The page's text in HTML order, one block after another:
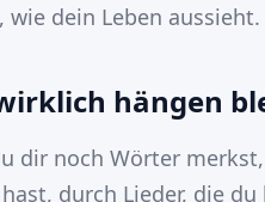
dein Leben aussieht.
hängen
dir noch Wörter
durch Lieder, die